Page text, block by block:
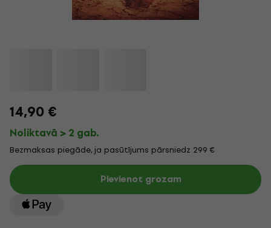
14,90 €
Noliktavā > 2 gab.
Bezmaksas piegāde, ja pasūtījums pārsniedz 299 €
Pievienot grozam